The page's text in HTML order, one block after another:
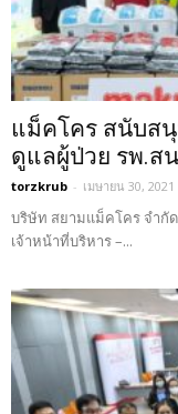
แม็คโคร สนับส
ดูแลผู้ป่วย รพ.ส
torzkrub - เมษายน 30, 2021
บริษัท สยามแม็คโคร จำกั
เจ้าหน้าที่บริหาร –...